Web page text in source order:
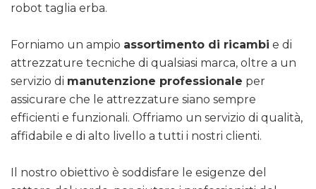
robot taglia erba.
Forniamo un ampio assortimento di ricambi e di
attrezzature tecniche di qualsiasi marca, oltre a un
servizio di manutenzione professionale per
assicurare che le attrezzature siano sempre
efficienti e funzionali. Offriamo un servizio di qualità,
affidabile e di alto livello a tutti i nostri clienti.
Il nostro obiettivo è soddisfare le esigenze del